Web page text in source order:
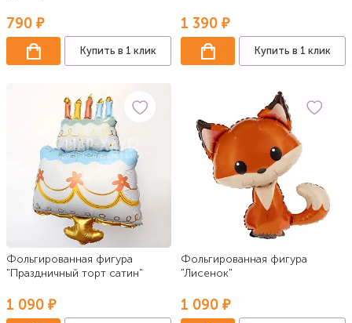
790 ₽
Купить в 1 клик
1 390 ₽
Купить в 1 клик
Фольгированная фигура
"Праздничный торт сатин"
1 090 ₽
Фольгированная фигура
"Лисенок"
1 090 ₽